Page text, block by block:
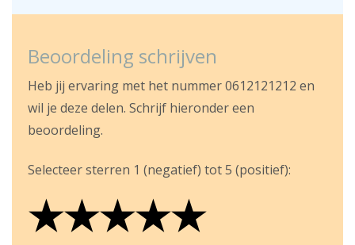
Beoordeling schrijven
Heb jij ervaring met het nummer 0612121212 en
wil je deze delen. Schrijf hieronder een
beoordeling.
Selecteer sterren 1 (negatief) tot 5 (positief):
★
★★
★★★
★★★★
★★★★★